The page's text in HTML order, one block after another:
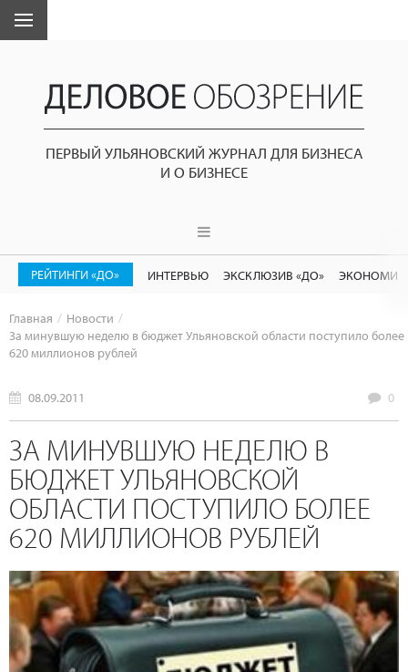
ПЕРВЫЙ УЛЬЯНОВСКИЙ ЖУРНАЛ ДЛЯ БИЗНЕСА
И О БИЗНЕСЕ
РЕЙТИНГИ «ДО» ИНТЕРВЬЮ ЭКСКЛЮЗИВ «ДО»
Главная
Новости
За минувшую неделю в бюджет Ульяновской области поступило более
620 миллионов рублей
08.09.2011 0
ЗА МИНУВШУЮ НЕДЕЛЮ В
БЮДЖЕТ УЛЬЯНОВСКОЙ
ОБЛАСТИ ПОСТУПИЛО БОЛЕЕ
620 МИЛЛИОНОВ РУБЛЕЙ